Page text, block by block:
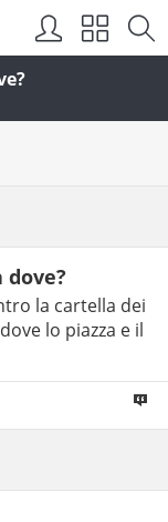
la cartella dei
lo piazza e il